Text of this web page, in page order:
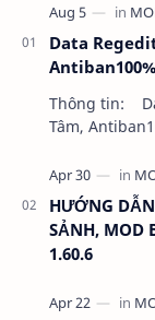
Data
Antiban100%
Thông tin:
Tâm, Antiban100% Dung lượng:
HƯỚNG
SẢNH, MOD
1.60.6